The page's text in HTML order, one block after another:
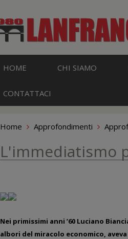
HOME CHI SIAMO
CONTATTACI
Home Approfondimenti
L'immediatismo
Nei primissimi anni ’60 Luciano
albori del miracolo economico,